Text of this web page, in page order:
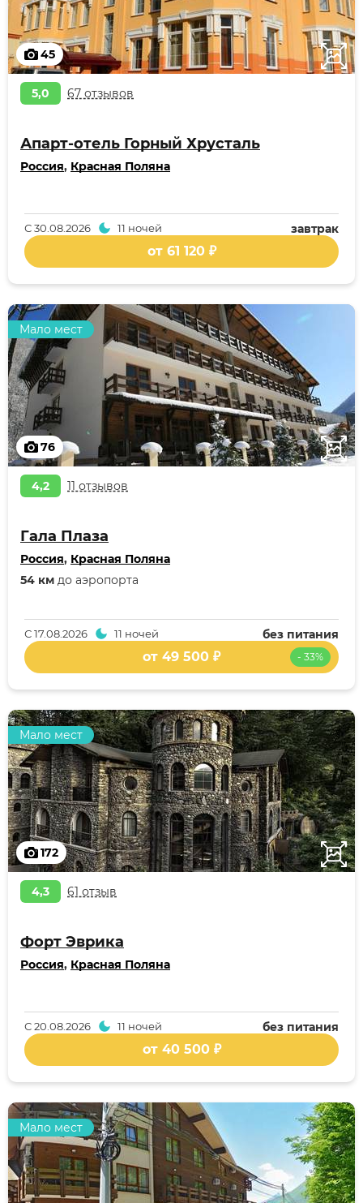
45
5,0 67 отзывов
Апарт-отель Горный Хрусталь
Россия, Красная Поляна
завтрак
С30.08.2026 11 ночей
от 61 120 ₽
76
Мало мест
4,2 11 отзывов
Гала Плаза
Россия, Красная Поляна
54 км до аэропорта
без питания
С17.08.2026 11 ночей
- 33%
от 49 500 ₽
172
Мало мест
4,3 61 отзыв
Форт Эврика
Россия, Красная Поляна
без питания
С20.08.2026 11 ночей
от 40 500 ₽
Мало мест